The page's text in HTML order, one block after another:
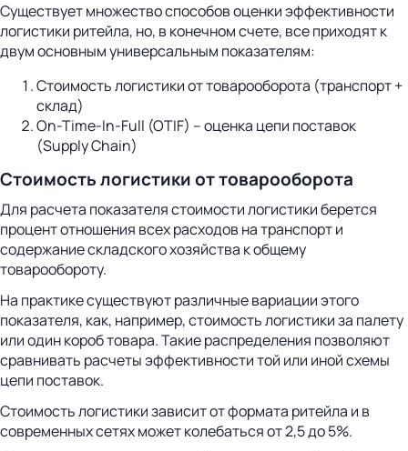
Существует множество способов оценки эффективности
логистики ритейла, но, в конечном счете, все приходят к
двум основным универсальным показателям:
Стоимость логистики от товарооборота (транспорт +
склад)
On-Time-In-Full (OTIF) – оценка цепи поставок
(Supply Chain)
Стоимость логистики от товарооборота
Для расчета показателя стоимости логистики берется
процент отношения всех расходов на транспорт и
содержание складского хозяйства к общему
товарообороту.
На практике существуют различные вариации этого
показателя, как, например, стоимость логистики за палету
или один короб товара. Такие распределения позволяют
сравнивать расчеты эффективности той или иной схемы
цепи поставок.
Стоимость логистики зависит от формата ритейла и в
современных сетях может колебаться от 2,5 до 5%.